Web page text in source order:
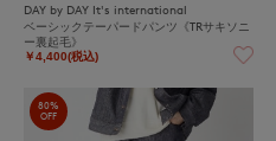
DAY by DAY It's international
ベーシックテーパードパンツ《TRサキソニ
ー裏起毛》
￥4,400(税込)
80%
OFF